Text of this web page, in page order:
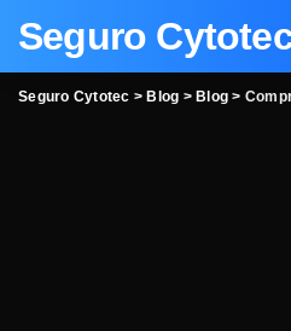
Seguro
Seguro Cytotec > Blog > Blog >